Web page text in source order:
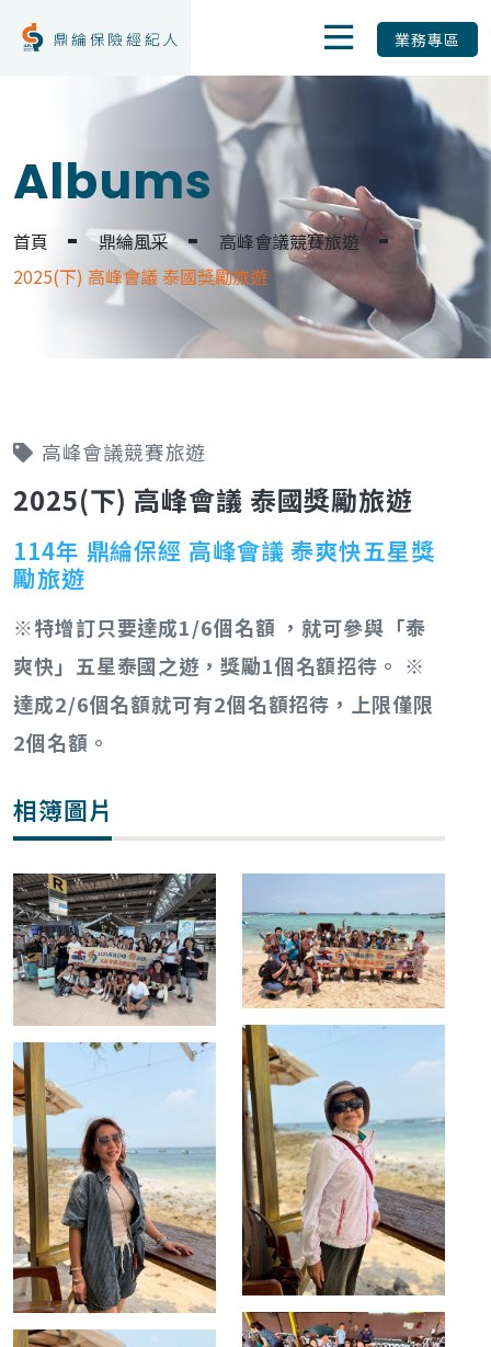
業務專區
Albums
首頁 鼎綸風采
高峰會議競賽旅遊
2025(下) 高峰會議 泰國獎勵旅遊
高峰會議競賽旅遊
2025(下) 高峰會議 泰國獎勵旅遊
114年 鼎綸保經 高峰會議 泰爽快五星獎
勵旅遊
※特增訂只要達成1/6個名額 ，就可參與「泰
爽快」五星泰國之遊，獎勵1個名額招待。 ※
達成2/6個名額就可有2個名額招待，上限僅限
2個名額。
相簿圖片